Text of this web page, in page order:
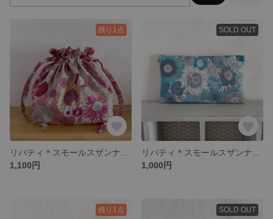
残り1点
1,100円
SOLD OUT
1,000円
残り1点 SOLD OUT